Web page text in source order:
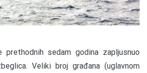
prethodnih sedam godina zapljusnuo
Veliki broj građana (uglavnom